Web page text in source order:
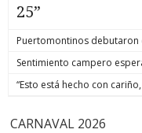
25”
Puertomontinos debutaron
Sentimiento campero
“Esto está hecho con
CARNAVAL 2026